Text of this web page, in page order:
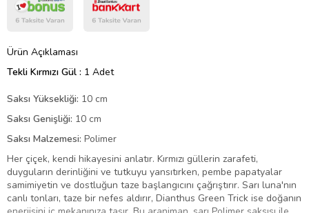
Ürün Açıklaması
Tekli Kırmızı Gül : 1 Adet
Saksı Yüksekliği: 10 cm
Saksı Genişliği: 10 cm
Saksı Malzemesi: Polimer
Her çiçek, kendi hikayesini anlatır. Kırmızı güllerin zarafeti,
duyguların derinliğini ve tutkuyu yansıtırken, pembe papatyalar
samimiyetin ve dostluğun taze başlangıcını çağrıştırır. Sarı luna'nın
canlı tonları, taze bir nefes aldırır, Dianthus Green Trick ise doğanın